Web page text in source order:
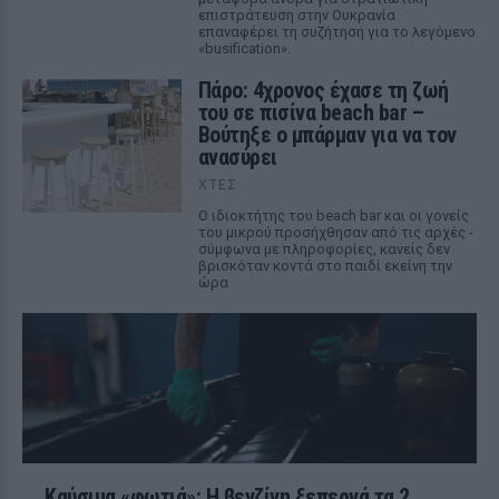
επιστράτευση στην Ουκρανία
επαναφέρει τη συζήτηση για το λεγόμενο
«busification».
Πάρο: 4χρονος έχασε τη ζωή
του σε πισίνα beach bar –
Βούτηξε ο μπάρμαν για να τον
ανασύρει
ΧΤΕΣ
Ο ιδιοκτήτης του beach bar και οι γονείς
του μικρού προσήχθησαν από τις αρχές -
σύμφωνα με πληροφορίες, κανείς δεν
βρισκόταν κοντά στο παιδί εκείνη την
ώρα